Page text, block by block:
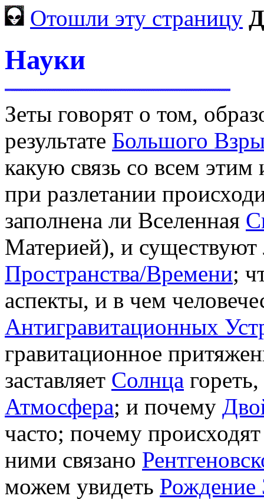
Отошли эту страницу
Науки
Зеты говорят о том,
результате Большого
какую связь со всем
при разлетании
заполнена ли Вселенная
Материей), и
Пространства/Времени;
аспекты, и в чем
Антигравитационных
гравитационное
заставляет Солнца
Атмосфера; и почему
часто; почему
ними связано
можем увидеть Рождение